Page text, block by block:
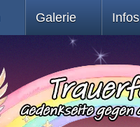
Galerie Infos